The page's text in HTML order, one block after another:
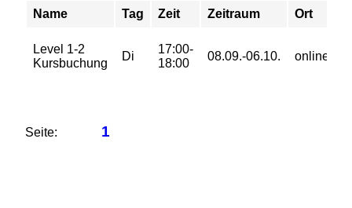
Name Tag Zeit Zeitraum Ort
Level 1-2
Kursbuchung
Di
17:00-
18:00
08.09.-06.10. online
Seite: 1